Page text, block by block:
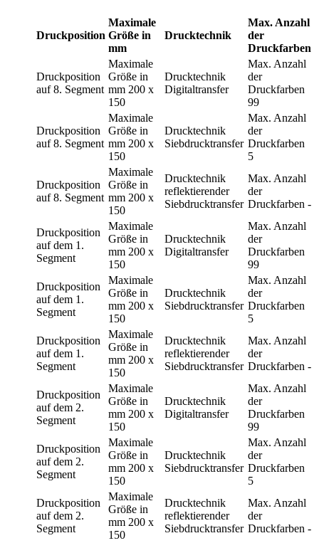
Druckposition
Maximale
Größe in
mm
Drucktechnik
Max. Anzahl
der
Druckfarben
Druckposition
auf 8. Segment
Maximale
Größe in
mm 200 x
150
Drucktechnik
Digitaltransfer
Max. Anzahl
der
Druckfarben
99
Druckposition
auf 8. Segment
Maximale
Größe in
mm 200 x
150
Drucktechnik
Siebdrucktransfer
Max. Anzahl
der
Druckfarben
5
Druckposition
auf 8. Segment
Maximale
Größe in
mm 200 x
150
Drucktechnik
reflektierender
Siebdrucktransfer
Max. Anzahl
der
Druckfarben -
Druckposition
auf dem 1.
Segment
Maximale
Größe in
mm 200 x
150
Drucktechnik
Digitaltransfer
Max. Anzahl
der
Druckfarben
99
Druckposition
auf dem 1.
Segment
Maximale
Größe in
mm 200 x
150
Drucktechnik
Siebdrucktransfer
Max. Anzahl
der
Druckfarben
5
Druckposition
auf dem 1.
Segment
Maximale
Größe in
mm 200 x
150
Drucktechnik
reflektierender
Siebdrucktransfer
Max. Anzahl
der
Druckfarben -
Druckposition
auf dem 2.
Segment
Maximale
Größe in
mm 200 x
150
Drucktechnik
Digitaltransfer
Max. Anzahl
der
Druckfarben
99
Druckposition
auf dem 2.
Segment
Maximale
Größe in
mm 200 x
150
Drucktechnik
Siebdrucktransfer
Max. Anzahl
der
Druckfarben
5
Druckposition
auf dem 2.
Segment
Maximale
Größe in
mm 200 x
150
Drucktechnik
reflektierender
Siebdrucktransfer
Max. Anzahl
der
Druckfarben -